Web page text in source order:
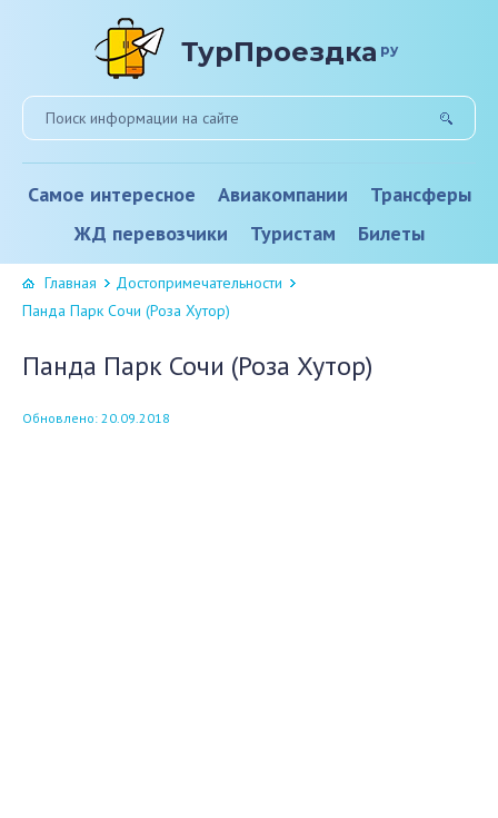
ТурПроездка ру
Самое интересное Авиакомпании
Трансферы
ЖД перевозчики
Туристам Билеты
Главная
Достопримечательности
Панда Парк Сочи (Роза Хутор)
Панда Парк Сочи (Роза Хутор)
Обновлено: 20.09.2018